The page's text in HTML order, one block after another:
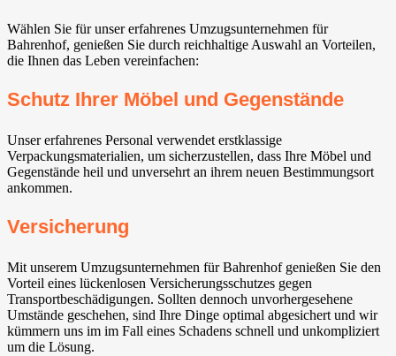
Wählen Sie für unser erfahrenes Umzugsunternehmen für
Bahrenhof, genießen Sie durch reichhaltige Auswahl an Vorteilen,
die Ihnen das Leben vereinfachen:
Schutz Ihrer Möbel und Gegenstände
Unser erfahrenes Personal verwendet erstklassige
Verpackungsmaterialien, um sicherzustellen, dass Ihre Möbel und
Gegenstände heil und unversehrt an ihrem neuen Bestimmungsort
ankommen.
Versicherung
Mit unserem Umzugsunternehmen für Bahrenhof genießen Sie den
Vorteil eines lückenlosen Versicherungsschutzes gegen
Transportbeschädigungen. Sollten dennoch unvorhergesehene
Umstände geschehen, sind Ihre Dinge optimal abgesichert und wir
kümmern uns im im Fall eines Schadens schnell und unkompliziert
um die Lösung.